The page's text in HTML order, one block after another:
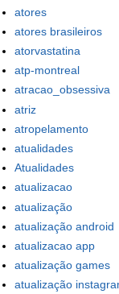
atores
atores brasileiros
atorvastatina
atp-montreal
atracao_obsessiva
atriz
atropelamento
atualidades
Atualidades
atualizacao
atualização
atualização android
atualizacao app
atualização games
atualização